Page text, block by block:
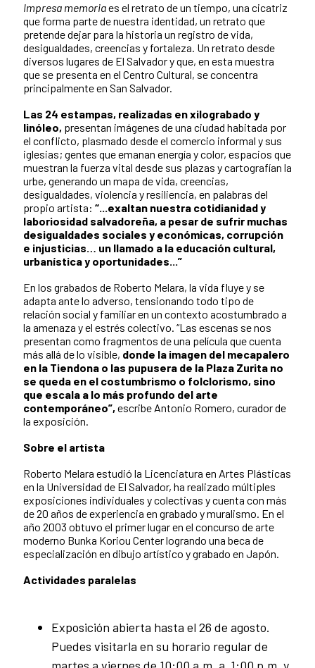
Impresa memoriaes el retrato de un tiempo, una cicatriz
que forma parte de nuestra identidad, un retrato que
pretende dejar para la historia un registro de vida,
desigualdades, creencias y fortaleza. Un retrato desde
diversos lugares de El Salvador y que, en esta muestra
que se presenta en el Centro Cultural, se concentra
principalmente en San Salvador.
Las 24 estampas, realizadas en xilograbado y
linóleo, presentan imágenes de una ciudad habitada por
el conflicto, plasmado desde el comercio informal y sus
iglesias; gentes que emanan energía y color, espacios que
muestran la fuerza vital desde sus plazas y cartografían la
urbe, generando un mapa de vida, creencias,
desigualdades, violencia y resiliencia, en palabras del
propio artista: “...exaltan nuestra cotidianidad y
laboriosidad salvadoreña, a pesar de sufrir muchas
desigualdades sociales y económicas, corrupción
e injusticias… un llamado a la educación cultural,
urbanística y oportunidades...”
En los grabados de Roberto Melara, la vida fluye y se
adapta ante lo adverso, tensionando todo tipo de
relación social y familiar en un contexto acostumbrado a
la amenaza y el estrés colectivo. “Las escenas se nos
presentan como fragmentos de una película que cuenta
más allá de lo visible, donde la imagen del mecapalero
en la Tiendona o las pupusera de la Plaza Zurita no
se queda en el costumbrismo o folclorismo, sino
que escala a lo más profundo del arte
contemporáneo”, escribe Antonio Romero, curador de
la exposición.
Sobre el artista
Roberto Melara estudió la Licenciatura en Artes Plásticas
en la Universidad de El Salvador, ha realizado múltiples
exposiciones individuales y colectivas y cuenta con más
de 20 años de experiencia en grabado y muralismo. En el
año 2003 obtuvo el primer lugar en el concurso de arte
moderno Bunka Koriou Center logrando una beca de
especialización en dibujo artístico y grabado en Japón.
Actividades paralelas
Exposición abierta hasta el 26 de agosto.
Puedes visitarla en su horario regular de